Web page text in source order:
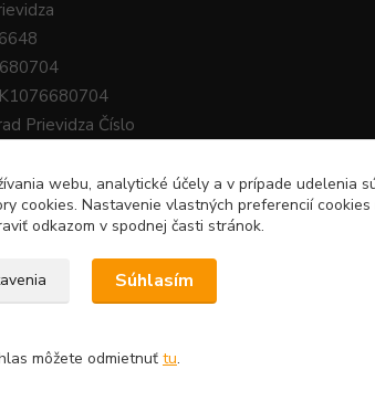
Prievidza Číslo
webu, analytické účely a v prípade udelenia
cookies. Nastavenie vlastných preferencií cookies
odkazom v spodnej časti stránok.
Súhlasím
môžete odmietnuť tu.